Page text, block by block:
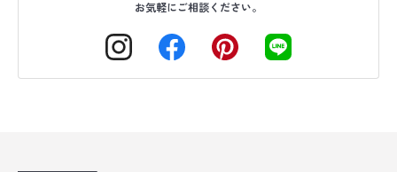
お気軽にご相談ください。